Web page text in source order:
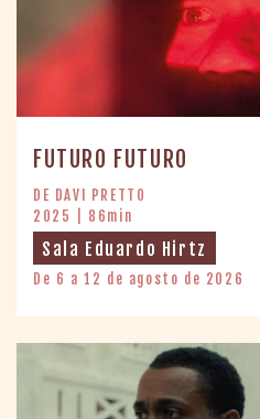
FUTURO FUTURO
DE DAVI PRETTO
2025 | 86min
Sala Eduardo Hirtz
De 6 a 12 de agosto de 2026